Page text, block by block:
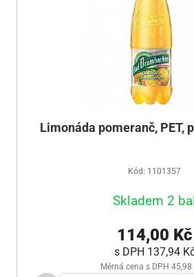
Limonáda pomeranč, PET,
Kód: 1101357
Skladem 2
114,00 Kč
s DPH 137,94
Měrná cena s DPH 45,98